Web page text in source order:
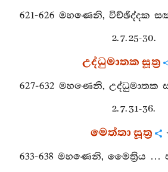
621-626 මහණෙනි, විච්ඡිද්දක
2. 7. 25-30.
උද්ධුමාතක සූත්‍ර
627-632 මහණෙනි,
2. 7. 31-36.
මෙත්තා සූත්‍ර
633-638 මහණෙනි, මෛත්‍රිය …